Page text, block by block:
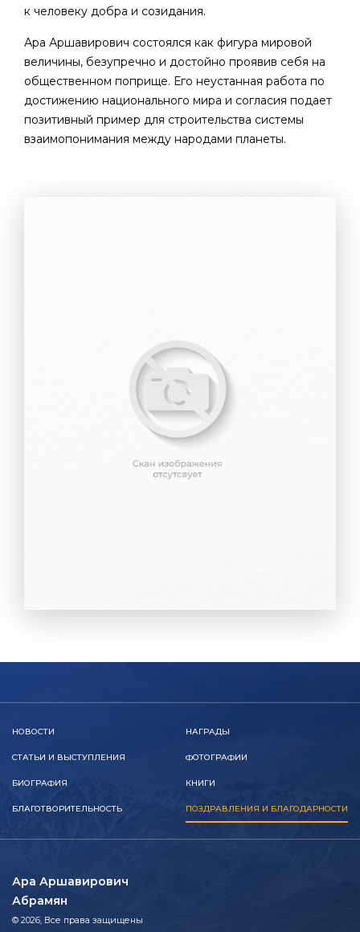
к человеку добра и созидания.
Ара Аршавирович состоялся как фигура мировой
величины, безупречно и достойно проявив себя на
общественном поприще. Его неустанная работа по
достижению национального мира и согласия подает
позитивный пример для строительства системы
взаимопонимания между народами планеты.
НОВОСТИ
СТАТЬИ И ВЫСТУПЛЕНИЯ
БИОГРАФИЯ
БЛАГОТВОРИТЕЛЬНОСТЬ
НАГРАДЫ
ФОТОГРАФИИ
КНИГИ
ПОЗДРАВЛЕНИЯ И БЛАГОДАРНОСТИ
Ара Аршавирович
Абрамян
© 2026, Все права защищены